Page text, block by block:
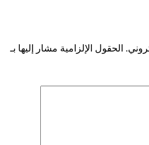
الحقول الإلزامية مشار إليها بـ